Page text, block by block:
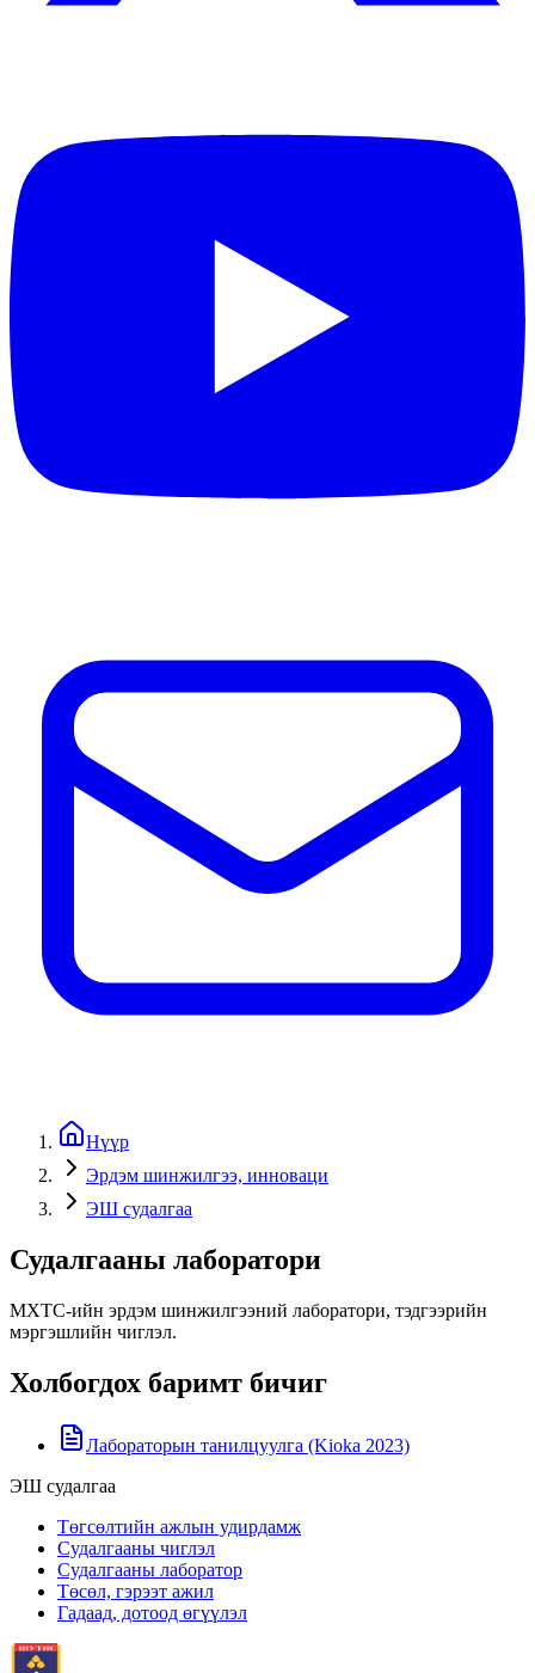
Нүүр
Эрдэм шинжилгээ, инноваци
ЭШ судалгаа
Судалгааны лаборатори
МХТС-ийн эрдэм шинжилгээний лаборатори, тэдгээрийн
мэргэшлийн чиглэл.
Холбогдох баримт бичиг
Лабораторын танилцуулга (Kioka 2023)
ЭШ судалгаа
Төгсөлтийн ажлын удирдамж
Судалгааны чиглэл
Судалгааны лаборатор
Төсөл, гэрээт ажил
Гадаад, дотоод өгүүлэл